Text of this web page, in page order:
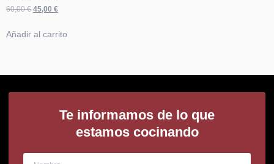
60,00€ 45,00 €
Añadir al carrito
Te informamos de lo que
estamos cocinando